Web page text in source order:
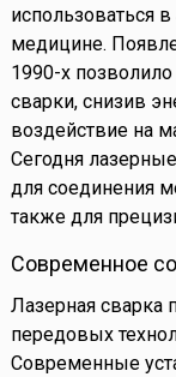
использоваться
медицине.
1990-х
сварки, снизив
воздействие на
Сегодня
для соединения
также для
Современное
Лазерная сварка
передовых
Современные